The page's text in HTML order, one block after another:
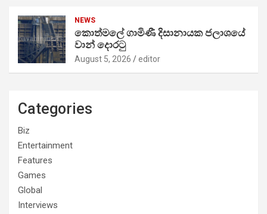
NEWS
කොත්මලේ ගාමිණී දිසානායක ජලාශයේ
වාන් දොරටු
August 5, 2026 editor
Categories
Biz
Entertainment
Features
Games
Global
Interviews